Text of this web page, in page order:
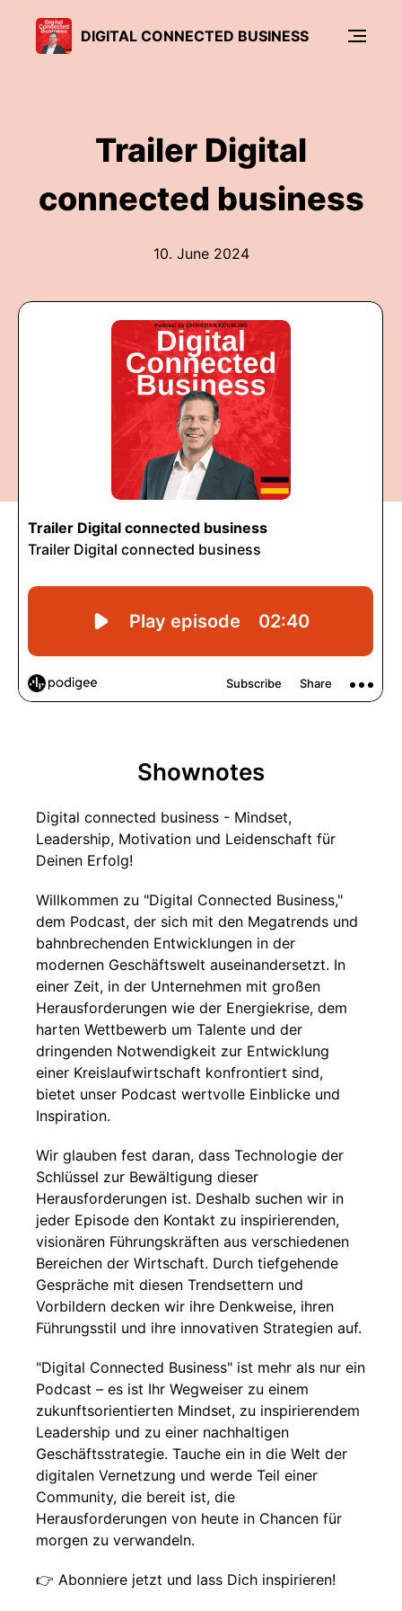
DIGITAL CONNECTED BUSINESS
Trailer Digital
connected business
10. June 2024
Shownotes
Digital connected business - Mindset,
Leadership, Motivation und Leidenschaft für
Deinen Erfolg!
Willkommen zu "Digital Connected Business,"
dem Podcast, der sich mit den Megatrends und
bahnbrechenden Entwicklungen in der
modernen Geschäftswelt auseinandersetzt. In
einer Zeit, in der Unternehmen mit großen
Herausforderungen wie der Energiekrise, dem
harten Wettbewerb um Talente und der
dringenden Notwendigkeit zur Entwicklung
einer Kreislaufwirtschaft konfrontiert sind,
bietet unser Podcast wertvolle Einblicke und
Inspiration.
Wir glauben fest daran, dass Technologie der
Schlüssel zur Bewältigung dieser
Herausforderungen ist. Deshalb suchen wir in
jeder Episode den Kontakt zu inspirierenden,
visionären Führungskräften aus verschiedenen
Bereichen der Wirtschaft. Durch tiefgehende
Gespräche mit diesen Trendsettern und
Vorbildern decken wir ihre Denkweise, ihren
Führungsstil und ihre innovativen Strategien auf.
"Digital Connected Business" ist mehr als nur ein
Podcast – es ist Ihr Wegweiser zu einem
zukunftsorientierten Mindset, zu inspirierendem
Leadership und zu einer nachhaltigen
Geschäftsstrategie. Tauche ein in die Welt der
digitalen Vernetzung und werde Teil einer
Community, die bereit ist, die
Herausforderungen von heute in Chancen für
morgen zu verwandeln.
👉 Abonniere jetzt und lass Dich inspirieren!